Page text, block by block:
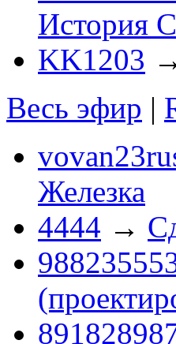
История
KK1203
Весь эфир |
Железка
4444 →